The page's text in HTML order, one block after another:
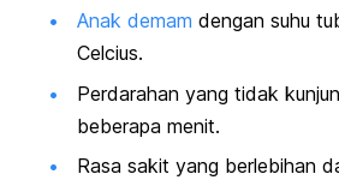
Anak demam dengan suhu
Celcius.
Perdarahan yang tidak
beberapa menit.
Rasa sakit yang berlebihan